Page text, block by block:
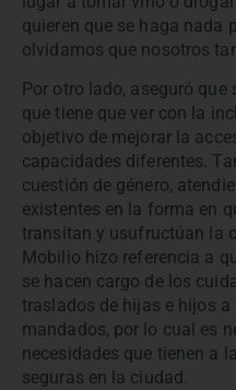
quieren que se haga nada
olvidamos que nosotros
Por otro lado, aseguró
que tiene que ver con la
objetivo de mejorar la
capacidades diferentes.
cuestión de género,
existentes en la forma en
transitan y usufructúan la
Mobilio hizo referencia a
se hacen cargo de los
traslados de hijas e hijos a
mandados, por lo cual es
necesidades que tienen a
seguras en la ciudad.